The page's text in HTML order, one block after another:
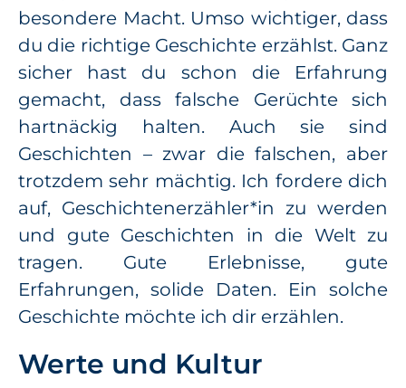
besondere Macht. Umso wichtiger, dass
du die richtige Geschichte erzählst. Ganz
sicher hast du schon die Erfahrung
gemacht, dass falsche Gerüchte sich
hartnäckig halten. Auch sie sind
Geschichten – zwar die falschen, aber
trotzdem sehr mächtig. Ich fordere dich
auf, Geschichtenerzähler*in zu werden
und gute Geschichten in die Welt zu
tragen. Gute Erlebnisse, gute
Erfahrungen, solide Daten. Ein solche
Geschichte möchte ich dir erzählen.
Werte und Kultur